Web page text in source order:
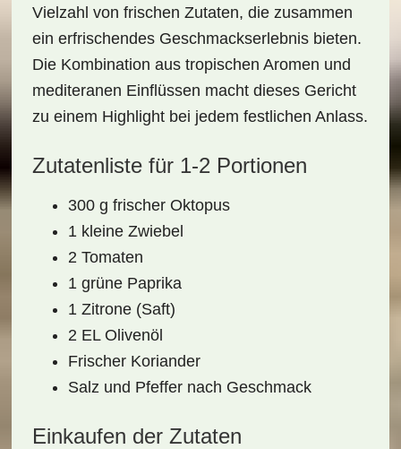
Vielzahl von frischen Zutaten, die zusammen
ein erfrischendes Geschmackserlebnisbieten.
Die Kombination aus tropischen Aromen und
mediteranen Einflüssen macht dieses Gericht
zu einem Highlight bei jedem festlichen Anlass.
Zutatenliste für 1-2 Portionen
300 g frischer Oktopus
1 kleine Zwiebel
2 Tomaten
1 grüne Paprika
1 Zitrone (Saft)
2 EL Olivenöl
Frischer Koriander
Salz und Pfeffer nach Geschmack
Einkaufen der Zutaten